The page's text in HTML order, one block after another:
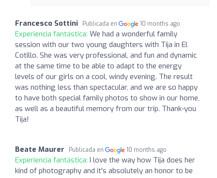
Francesco Sottini Publicada en 10 months ago
Experiencia fantástica: We had a wonderful family
session with our two young daughters with Tija in El
Cotillo. She was very professional, and fun and dynamic
at the same time to be able to adapt to the energy
levels of our girls on a cool, windy evening. The result
was nothing less than spectacular, and we are so happy
to have both special family photos to show in our home,
as well as a beautiful memory from our trip. Thank-you
Tija!
Beate Maurer Publicada en 10 months ago
Experiencia fantástica: I love the way how Tija does her
kind of photography and it's absolutely an honor to be